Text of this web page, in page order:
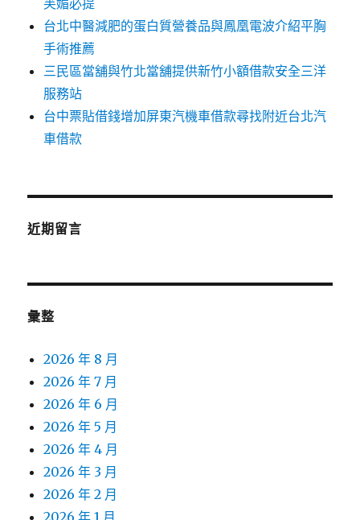
芙媚必提
台北中醫減肥的蛋白質營養品與鳳凰電波介紹平胸
手術推薦
三民區當舖與竹北當舖提供新竹小額借款安全三洋
服務站
台中票貼借錢增加屏東汽機車借款尋找附近台北汽
車借款
近期留言
彙整
2026 年 8 月
2026 年 7 月
2026 年 6 月
2026 年 5 月
2026 年 4 月
2026 年 3 月
2026 年 2 月